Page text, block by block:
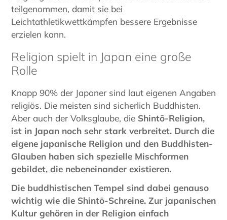
teilgenommen, damit sie bei
Leichtathletikwettkämpfen bessere Ergebnisse
erzielen kann.
Religion spielt in Japan eine große
Rolle
Knapp 90% der Japaner sind laut eigenen Angaben
religiös. Die meisten sind sicherlich Buddhisten.
Aber auch der Volksglaube, die Shintō-Religion,
ist in Japan noch sehr stark verbreitet. Durch die
eigene japanische Religion und den Buddhisten-
Glauben haben sich spezielle Mischformen
gebildet, die nebeneinander existieren.
Die buddhistischen Tempel sind dabei genauso
wichtig wie die Shintō-Schreine. Zur japanischen
Kultur gehören in der Religion einfach